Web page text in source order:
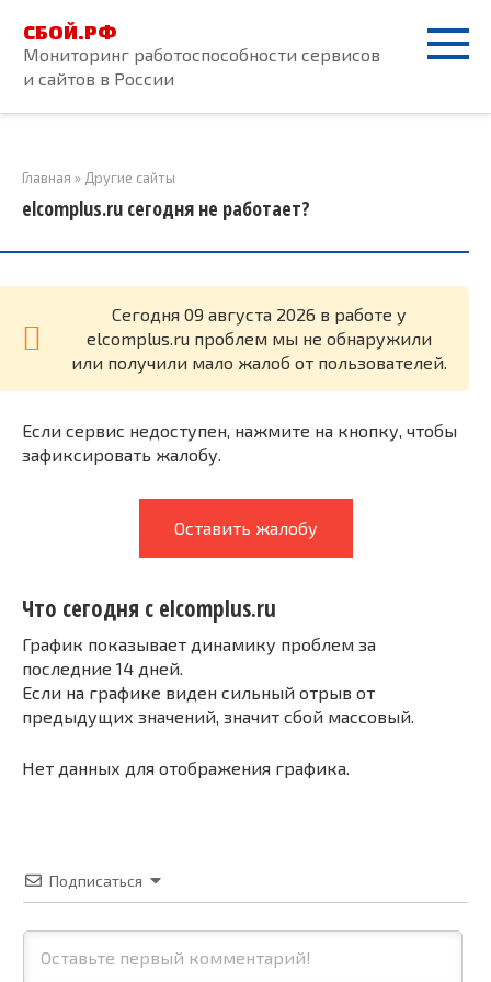
контенту
СБОЙ.РФ
Мониторинг работоспособности сервисов
и сайтов в России
Главная » Другие сайты
elcomplus.ru сегодня не работает?
Cегодня 09 августа 2026 в работе у
elcomplus.ru проблем мы не обнаружили
или получили мало жалоб от пользователей.
Если сервис недоступен, нажмите на кнопку, чтобы
зафиксировать жалобу.
Оставить жалобу
Что сегодня с elcomplus.ru
График показывает динамику проблем за
последние 14 дней.
Если на графике виден сильный отрыв от
предыдущих значений, значит сбой массовый.
Нет данных для отображения графика.
Подписаться